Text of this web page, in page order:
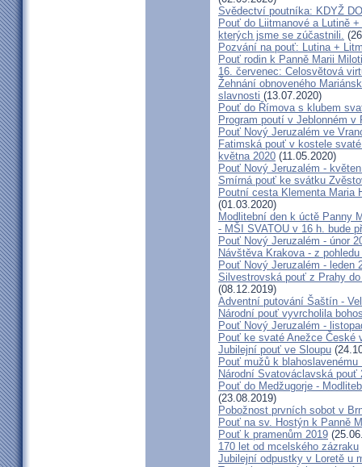
Svědectví poutníka: KDYŽ
Pouť do Liitmanové a Lutině
kterých jsme se zúčastnili.
Pozvání na pouť: Lutina +
Pouť rodin k Panně Marii
16. červenec: Celosvětová
Žehnání obnoveného
slavnosti (13.07.2020)
Pouť do Římova s klubem
Program poutí v Jeblonném v
Pouť Nový Jeruzalém ve
Fatimská pouť v kostele
května 2020 (11.05.2020)
Pouť Nový Jeruzalém -
Smírná pouť ke svátku
Poutní cesta Klementa Maria
(01.03.2020)
Modlitební den k úctě Panny
- MŠI SVATOU v 16 h. bude
Pouť Nový Jeruzalém - únor
Návštěva Krakova - z
Pouť Nový Jeruzalém - leden
Silvestrovská pouť z Prahy
(08.12.2019)
Adventní putování Šaštín -
Národní pouť vyvrcholila
Pouť Nový Jeruzalém -
Pouť ke svaté Anežce České
Jubilejní pouť ve Sloupu
Pouť mužů k
Národní Svatováclavská pouť
Pouť do Medžugorje -
(23.08.2019)
Pobožnost prvních sobot v
Pouť na sv. Hostýn k Panně
Pouť k pramenům 2019
170 let od mcelského zázraku
Jubilejní odpustky v Loretě u